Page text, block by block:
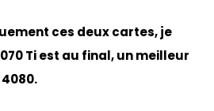
ces deux cartes, je
Ti est au final, un meilleur
4080.